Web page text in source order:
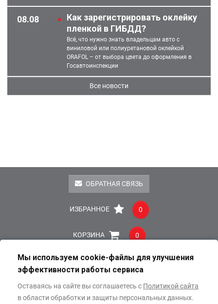
Мы используем cookie-файлы для улучшения
эффективности работы сервиса
Оставаясь на сайте вы соглашаетесь с Политикой сайта
в области обработки и защиты персональных данных.
08.08
Как зарегистрировать оклейку
пленкой в ГИБДД?
Всё, что нужно знать владельцам авто с
виниловой или полиуретановой оклейкой
ORAFOL – от выбора цвета до оформления в
Госавтоинспекции
Все новости
ОБРАТНАЯ СВЯЗЬ
ИЗБРАННОЕ 0
КОРЗИНА 0
Публичная оферта
Заказ и оплата Доставка